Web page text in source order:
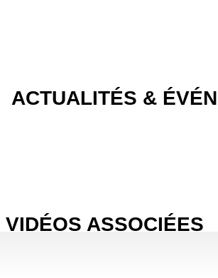
ACTUALITÉS &
VIDÉOS ASSOCIÉES